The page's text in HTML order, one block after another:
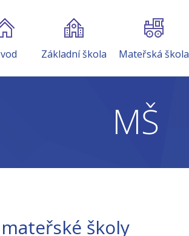
Základní škola Mateřská škola
MŠ
školy